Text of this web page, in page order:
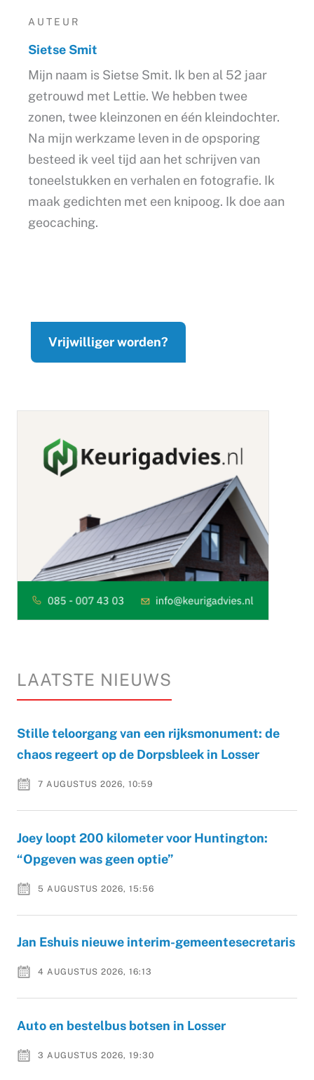
AUTEUR
Sietse Smit
Mijn naam is Sietse Smit. Ik ben al 52 jaar
getrouwd met Lettie. We hebben twee
zonen, twee kleinzonen en één kleindochter.
Na mijn werkzame leven in de opsporing
besteed ik veel tijd aan het schrijven van
toneelstukken en verhalen en fotografie. Ik
maak gedichten met een knipoog. Ik doe aan
geocaching.
Vrijwilliger worden?
LAATSTE NIEUWS
Stille teloorgang van een rijksmonument: de
chaos regeert op de Dorpsbleek in Losser
7 AUGUSTUS 2026, 10:59
Joey loopt 200 kilometer voor Huntington:
“Opgeven was geen optie”
5 AUGUSTUS 2026, 15:56
Jan Eshuis nieuwe interim-gemeentesecretaris
4 AUGUSTUS 2026, 16:13
Auto en bestelbus botsen in Losser
3 AUGUSTUS 2026, 19:30